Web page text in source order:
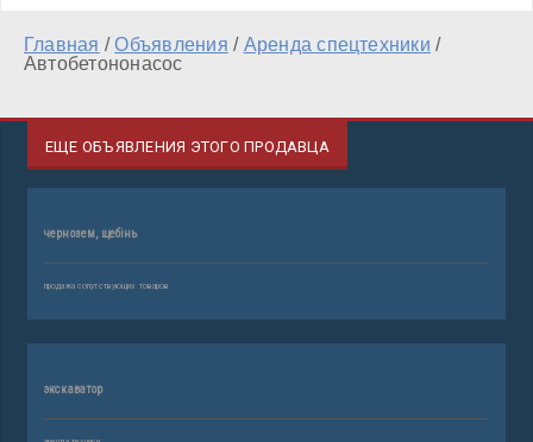
Главная / Объявления / Аренда спецтехники /
Автобетононасос
ЕЩЕ ОБЪЯВЛЕНИЯ ЭТОГО ПРОДАВЦА
чернозем, щебінь
продажа сопутствующих товаров
экскаватор